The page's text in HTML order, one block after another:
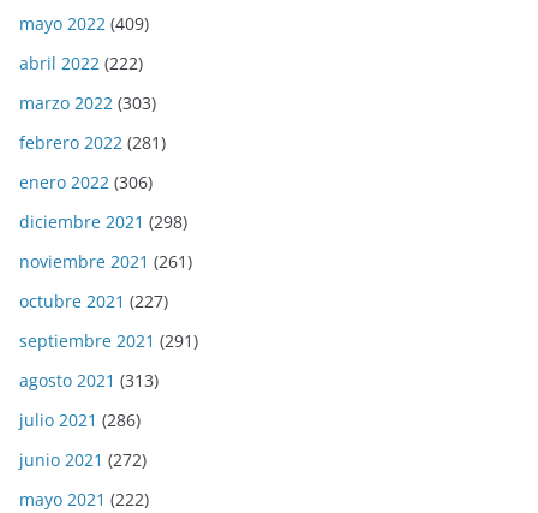
mayo 2022 (409)
abril 2022 (222)
marzo 2022 (303)
febrero 2022 (281)
enero 2022 (306)
diciembre 2021 (298)
noviembre 2021 (261)
octubre 2021 (227)
septiembre 2021 (291)
agosto 2021 (313)
julio 2021 (286)
junio 2021 (272)
mayo 2021 (222)